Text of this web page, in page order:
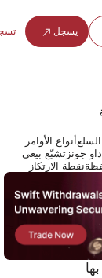
يسجل
أنواع الأوامر
جونز تشبّع بيعي
نقطة الارتكاز